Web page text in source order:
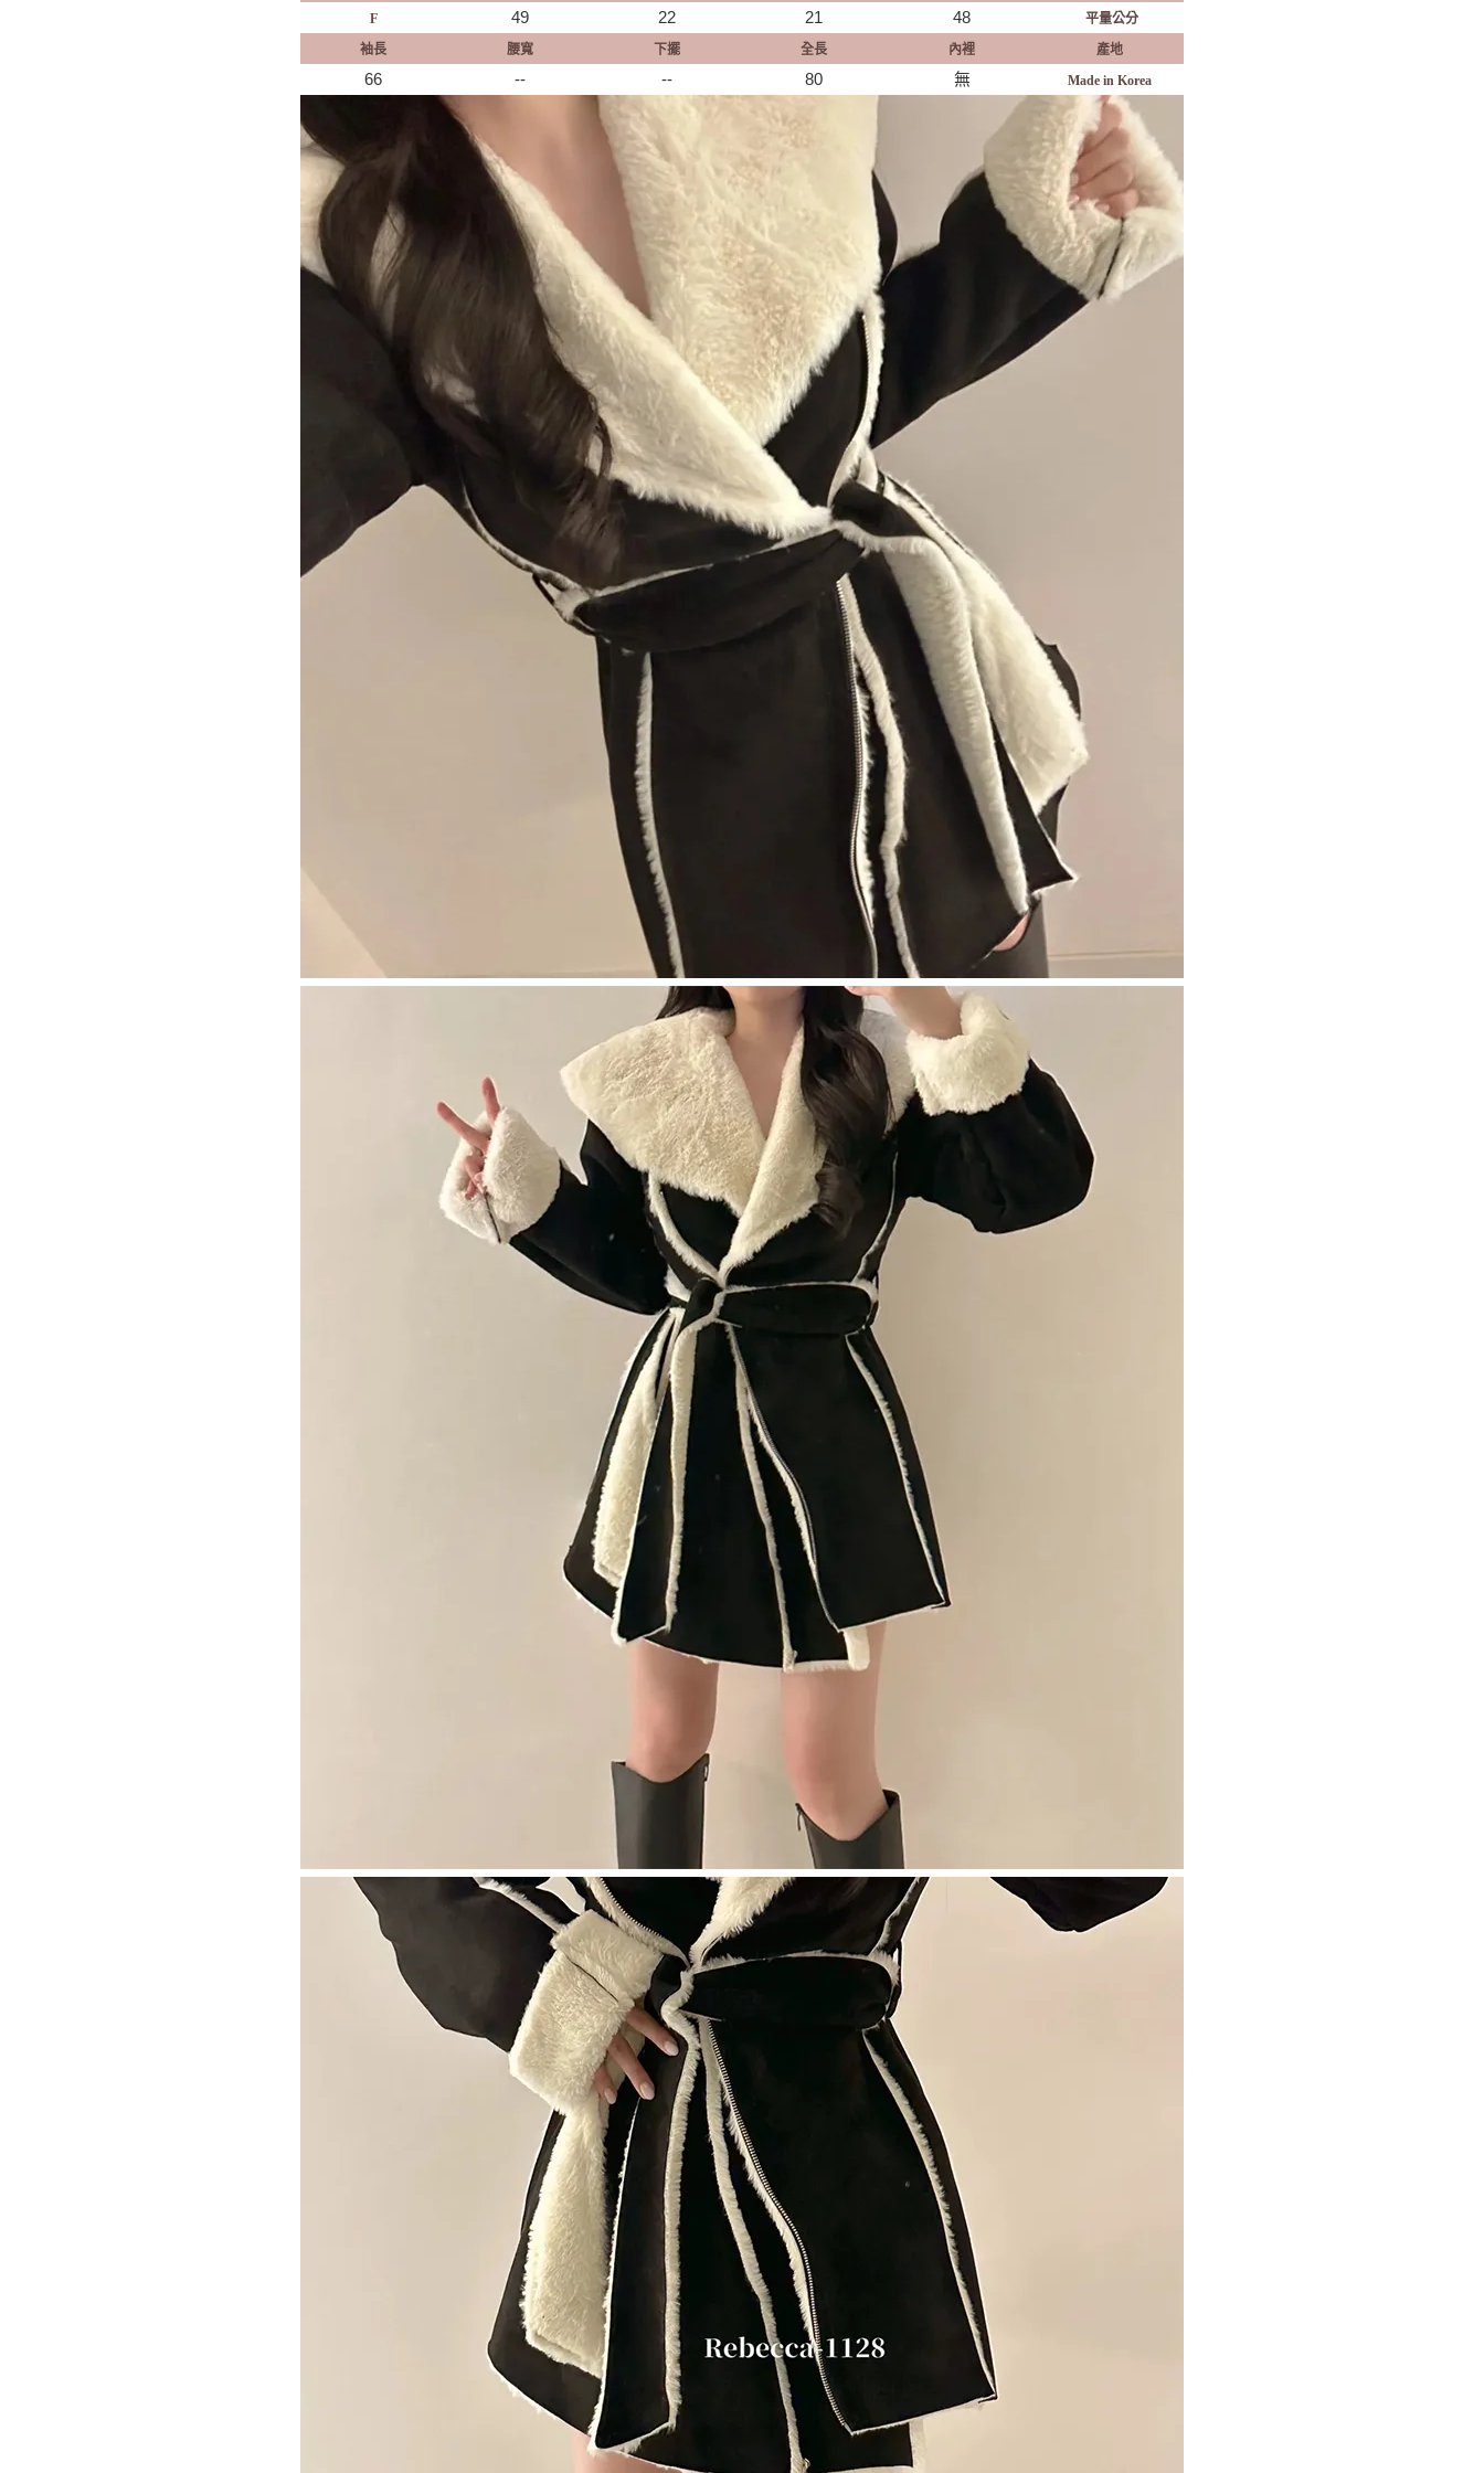
F 49 22 21 48
平量公分
袖長
腰寬 下擺 全長 內裡 產地
66 -- -- 80 無 Made in Korea